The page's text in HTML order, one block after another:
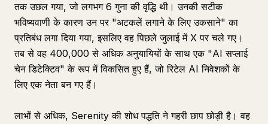
तक उछल गया, जो लगभग 6 गुना की वृद्धि थी। उनकी सटीक
भविष्यवाणी के कारण उन पर "अटकलें लगाने के लिए उकसाने" का
प्रतिबंध लगा दिया गया, इसलिए वह पिछले जुलाई में X पर चले गए।
तब से वह 400,000 से अधिक अनुयायियों के साथ एक "AI सप्लाई
चेन डिटेक्टिव" के रूप में विकसित हुए हैं, जो रिटेल AI निवेशकों के
लिए एक नेता बन गए हैं।
लाभों से अधिक, Serenity की शोध पद्धति ने गहरी छाप छोड़ी है। वह